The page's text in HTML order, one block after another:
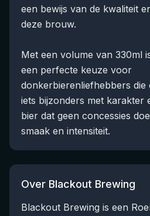
een bewijs van de kwaliteit
deze brouw.
Met een volume van 330ml
een perfecte keuze voor
donkerbierenliefhebbers
iets bijzonders met karakter
bier dat geen concessies
smaak en intensiteit.
Over Blackout Brewing
Blackout Brewing is een